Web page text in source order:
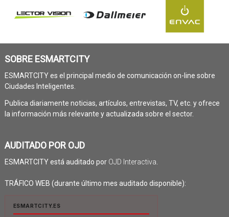
SOBRE ESMARTCITY
ESMARTCITY es el principal medio de comunicación on-line sobre
Ciudades Inteligentes.
Publica diariamente noticias, artículos, entrevistas, TV, etc. y ofrece
la información más relevante y actualizada sobre el sector.
AUDITADO POR OJD
ESMARTCITY está auditado por OJD Interactiva
TRÁFICO WEB (durante último mes auditado disponible):